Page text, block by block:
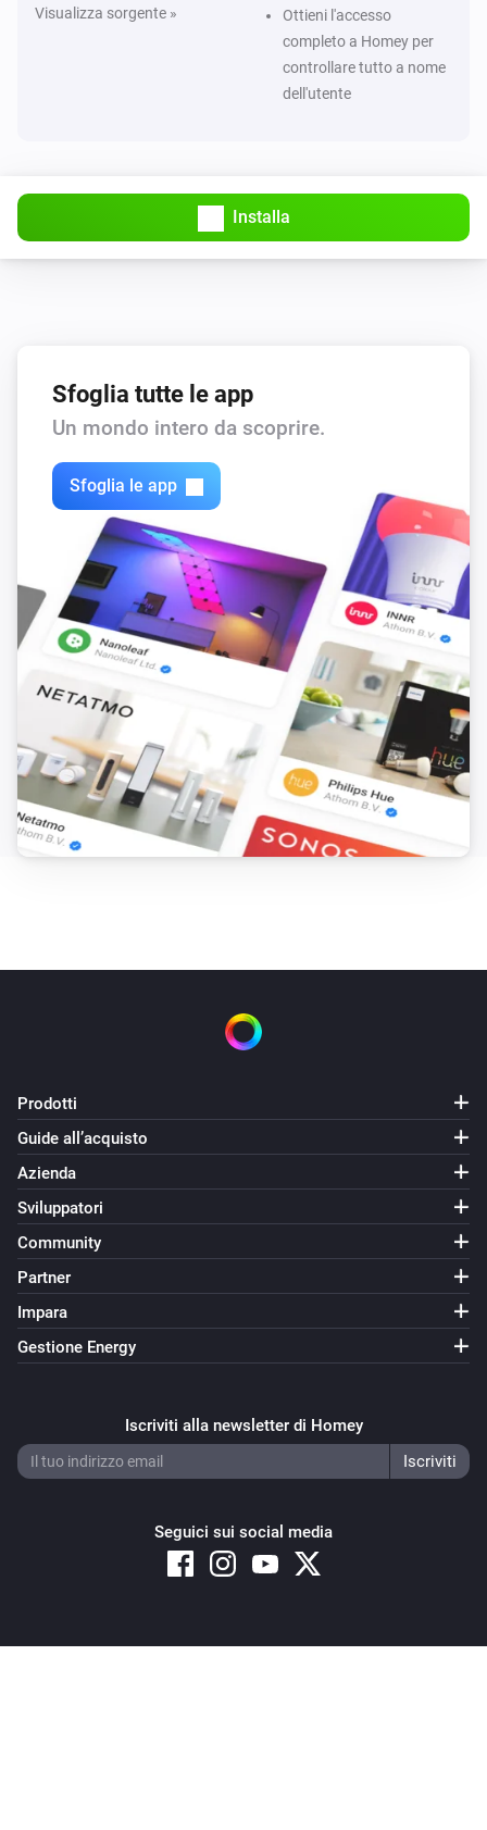
Visualizza sorgente »
Ottieni l'accesso
completo a Homey per
controllare tutto a nome
dell'utente
Installa
Sfoglia tutte le app
Un mondo intero da scoprire.
Sfoglia le app
Prodotti
Guide all’acquisto
Azienda
Sviluppatori
Community
Partner
Impara
Gestione Energy
Iscriviti alla newsletter di Homey
Seguici sui social media